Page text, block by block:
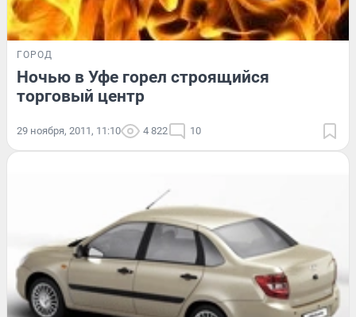
ГОРОД
Ночью в Уфе горел строящийся
торговый центр
29 ноября, 2011, 11:10 4 822 10